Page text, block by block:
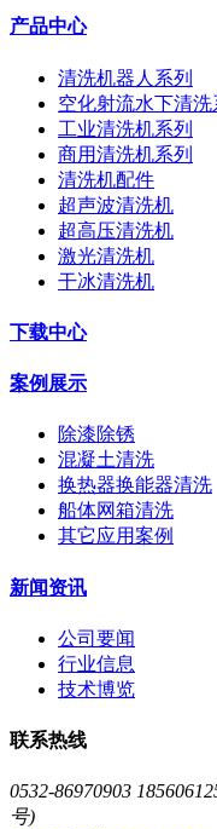
产品中心
清洗机器人系列
空化射流水下清洗
工业清洗机系列
商用清洗机系列
清洗机配件
超声波清洗机
超高压清洗机
激光清洗机
干冰清洗机
下载中心
案例展示
除漆除锈
混凝土清洗
换热器换能器清洗
船体网箱清洗
其它应用案例
新闻资讯
公司要闻
行业信息
技术博览
联系热线
0532-86970903
号)